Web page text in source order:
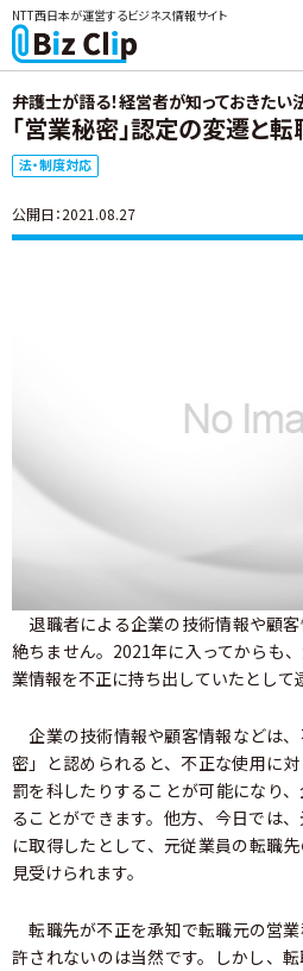
NTT西日本が運営するビジネス情報サイト
弁護士が語る！経営者が知っておきたい
「営業秘密」認定の変遷と
法・制度対応
公開日：2021.08.27
退職者による企業の技術情報や顧
絶ちません。2021年に入ってからも
業情報を不正に持ち出していたとして
企業の技術情報や顧客情報などは
密」と認められると、不正な使用に
罰を科したりすることが可能になり
ることができます。他方、今日では
に取得したとして、元従業員の転職
見受けられます。
転職先が不正を承知で転職元の営業
許されないのは当然です。しかし、